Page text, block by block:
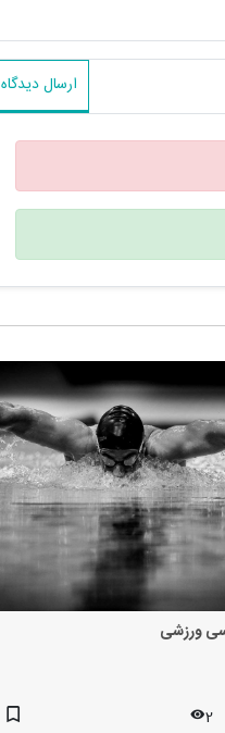
ارسال دیدگاه
ورزشی
2